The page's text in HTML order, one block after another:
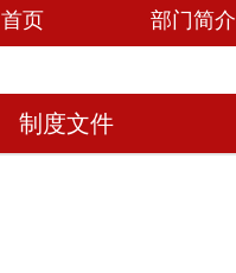
首页 部门简介
制度文件